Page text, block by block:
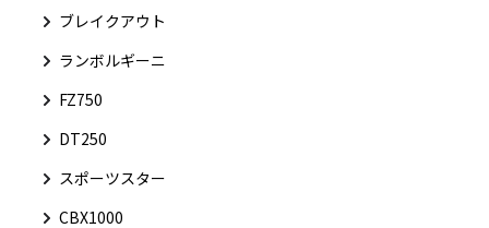
ブレイクアウト
ランボルギーニ
FZ750
DT250
スポーツスター
CBX1000